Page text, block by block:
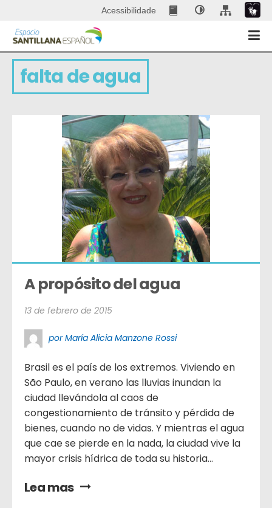
Acessibilidade
falta de agua
A propósito del agua
13 de febrero de 2015
por María Alicia Manzone Rossi
Brasil es el país de los extremos. Viviendo en
São Paulo, en verano las lluvias inundan la
ciudad llevándola al caos de
congestionamiento de tránsito y pérdida de
bienes, cuando no de vidas. Y mientras el agua
que cae se pierde en la nada, la ciudad vive la
mayor crisis hídrica de toda su historia...
Lea mas